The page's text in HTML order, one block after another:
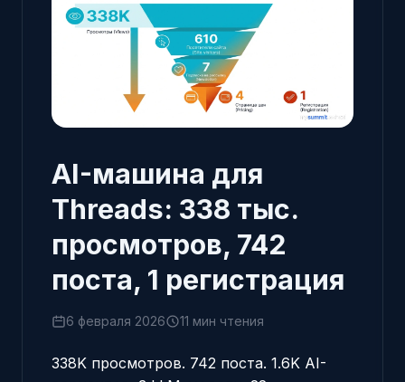
AI-машина для
Threads: 338 тыс.
просмотров, 742
поста, 1 регистрация
6 февраля 2026 11 мин чтения
338K просмотров. 742 поста. 1.6K AI-